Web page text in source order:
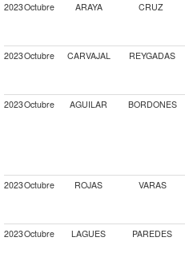
2023Octubre ARAYA CRUZ
2023Octubre CARVAJAL REYGADAS
2023Octubre AGUILAR BORDONES
2023Octubre ROJAS VARAS
2023Octubre LAGUES PAREDES